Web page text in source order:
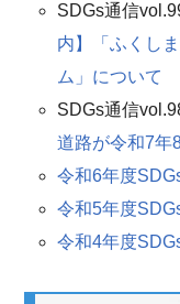
SDGs通信
内】「ふくし
ム」について​
SDGs通信
道路が令和7年
令和6年度
令和5年度
令和4年度